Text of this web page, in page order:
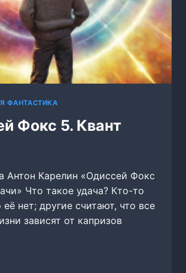
ФАНТАСТИКА
Фокс 5. Квант
Антон Карелин «Одиссей Фокс
Что такое удача? Кто-то
её нет; другие считают, что все
зависят от капризов